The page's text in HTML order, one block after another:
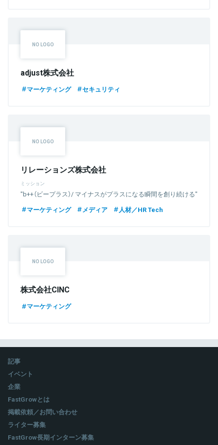
adjust株式会社
マーケティング セキュリティ
リレーションズ株式会社
ミッション
"b++（ビープラス）/ マイナスがプラスになる瞬間を創り続ける"
マーケティング
メディア 人材／HR Tech
株式会社CINC
マーケティング
記事
イベント
企業
FastGrowとは
掲載依頼／お問い合わせ
ライター募集
FastGrow長期インターン募集